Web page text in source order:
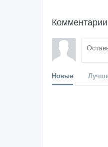
Комментарии
Новые